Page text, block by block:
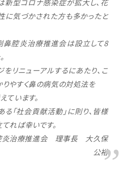
新型コロナ感染症が拡大し、花
に気づかされた方も多かったと
鼻腔炎治療推進会は設立して8
リニューアルするにあたり、こ
やすく鼻の病気の対処法を
ています。
「社会貢献活動」に則り、皆様
れば幸いです。
炎治療推進会 理事長 大久保
公裕